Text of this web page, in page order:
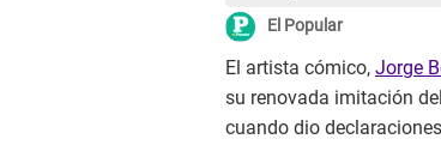
El Popular
El artista cómico, Jorge
su renovada imitación
cuando dio